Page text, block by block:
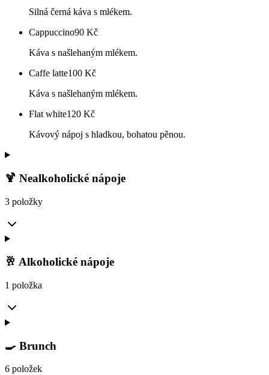
Silná černá káva s mlékem.
Cappuccino90 Kč
Káva s našlehaným mlékem.
Caffe latte100 Kč
Káva s našlehaným mlékem.
Flat white120 Kč
Kávový nápoj s hladkou, bohatou pěnou.
🍹 Nealkoholické nápoje
3 položky
🥂 Alkoholické nápoje
1 položka
🍳 Brunch
6 položek